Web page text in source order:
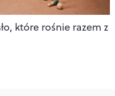
które rośnie razem z